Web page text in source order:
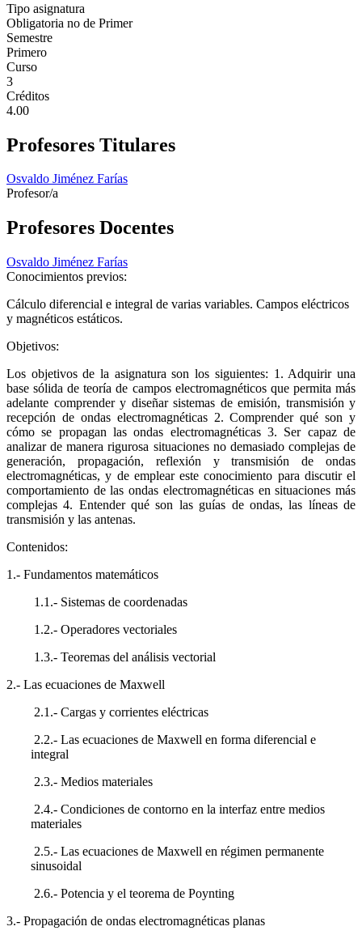
Tipo asignatura
Obligatoria no de Primer
Semestre
Primero
Curso
3
Créditos
4.00
Profesores Titulares
Osvaldo Jiménez Farías
Profesor/a
Profesores Docentes
Osvaldo Jiménez Farías
Conocimientos previos:
Cálculo diferencial e integral de varias variables. Campos eléctricos
y magnéticos estáticos.
Objetivos:
Los objetivos de la asignatura son los siguientes: 1. Adquirir una
base sólida de teoría de campos electromagnéticos que permita más
adelante comprender y diseñar sistemas de emisión, transmisión y
recepción de ondas electromagnéticas 2. Comprender qué son y
cómo se propagan las ondas electromagnéticas 3. Ser capaz de
analizar de manera rigurosa situaciones no demasiado complejas de
generación, propagación, reflexión y transmisión de ondas
electromagnéticas, y de emplear este conocimiento para discutir el
comportamiento de las ondas electromagnéticas en situaciones más
complejas 4. Entender qué son las guías de ondas, las líneas de
transmisión y las antenas.
Contenidos:
1.- Fundamentos matemáticos
1.1.- Sistemas de coordenadas
1.2.- Operadores vectoriales
1.3.- Teoremas del análisis vectorial
2.- Las ecuaciones de Maxwell
2.1.- Cargas y corrientes eléctricas
2.2.- Las ecuaciones de Maxwell en forma diferencial e
integral
2.3.- Medios materiales
2.4.- Condiciones de contorno en la interfaz entre medios
materiales
2.5.- Las ecuaciones de Maxwell en régimen permanente
sinusoidal
2.6.- Potencia y el teorema de Poynting
3.- Propagación de ondas electromagnéticas planas